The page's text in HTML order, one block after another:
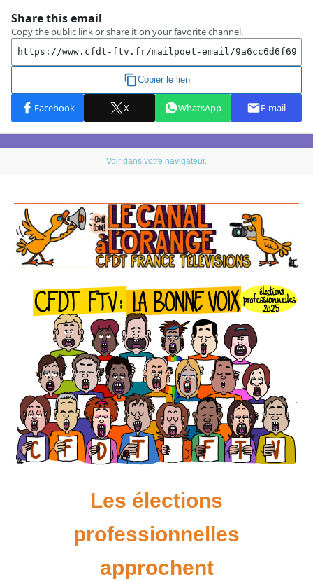
Voir dans votre navigateur.
Les élections
professionnelles
approchent